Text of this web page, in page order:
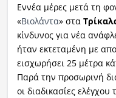
Εννέα μέρες μετά τη
«Βιολάντα» στα
κίνδυνος για νέα
ήταν εκτεταμένη με
εισχωρήσει 25 μέτρα
Παρά την προσωρινή
οι διαδικασίες